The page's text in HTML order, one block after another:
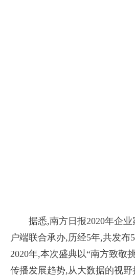
据悉,南方日报2020年企
户端联合承办,历经5年,共发
2020年,本次盛典以“南方致敬
传播发展趋势,从大数据的视